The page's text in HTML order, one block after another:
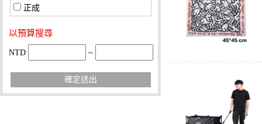
正成
以預算搜尋
NTD ~
確定送出